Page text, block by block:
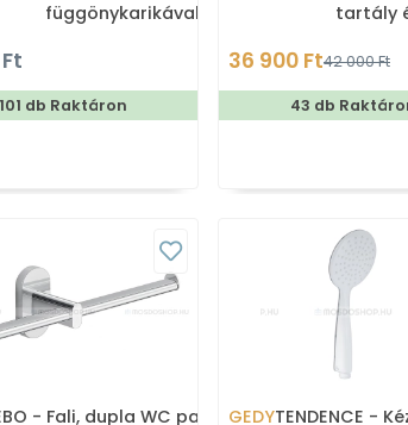
függönykarikával
Zuhanyfüggöny textil
101 db Raktáron
tartály
36 900 Ft42 000 Ft
43 db
- Fali, dupla WC papír
GEDYTENDENCE -